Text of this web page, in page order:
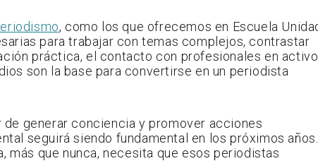
, como los que ofrecemos en Escuela
para trabajar con temas complejos, contrastar
práctica, el contacto con profesionales en activo
son la base para convertirse en un periodista
generar conciencia y promover acciones
seguirá siendo fundamental en los próximos años.
más que nunca, necesita que esos periodistas